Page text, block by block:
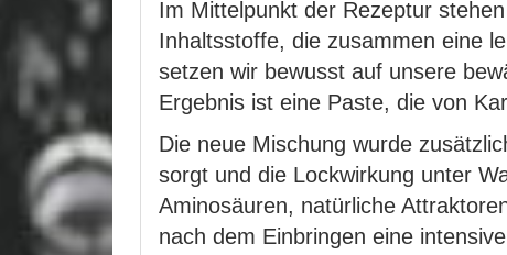
Im Mittelpunkt der Rezeptur
Inhaltsstoffe, die zusammen eine
setzen wir bewusst auf unsere
Ergebnis ist eine Paste, die von
Die neue Mischung wurde
sorgt und die Lockwirkung unter
Aminosäuren, natürliche
nach dem Einbringen eine